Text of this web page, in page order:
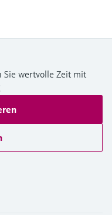
Sie wertvolle Zeit mit